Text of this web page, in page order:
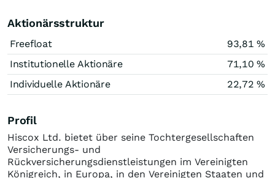
Aktionärsstruktur
Freefloat
93,81 %
Institutionelle Aktionäre
71,10 %
Individuelle Aktionäre
22,72 %
Profil
Hiscox Ltd. bietet über seine Tochtergesellschaften
Versicherungs- und
Rückversicherungsdienstleistungen im Vereinigten
Königreich, in Europa, in den Vereinigten Staaten und